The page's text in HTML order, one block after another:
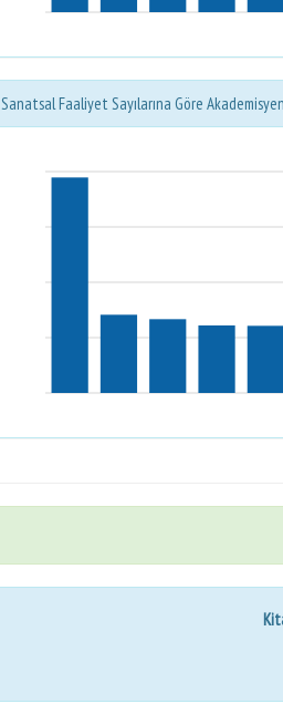
Sanatsal Faaliyet Sayılarına Göre